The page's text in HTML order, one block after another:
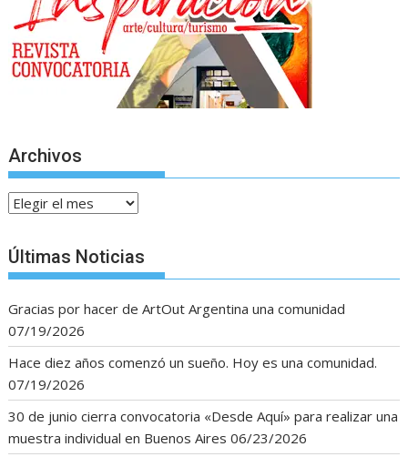
Archivos
Archivos
Últimas Noticias
Gracias por hacer de ArtOut Argentina una comunidad
07/19/2026
Hace diez años comenzó un sueño. Hoy es una comunidad.
07/19/2026
30 de junio cierra convocatoria «Desde Aquí» para realizar una
muestra individual en Buenos Aires 06/23/2026